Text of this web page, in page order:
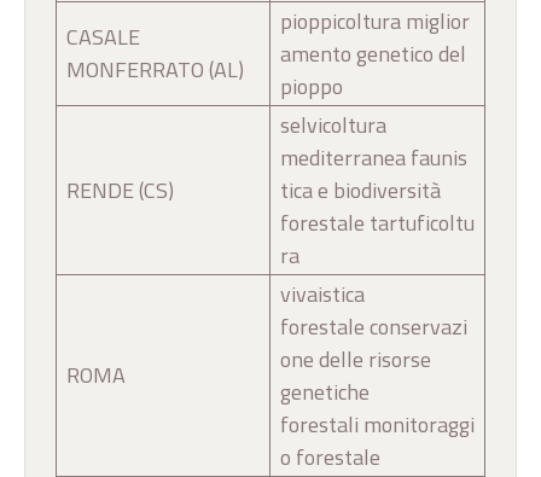
CASALE
MONFERRATO (AL)
pioppicoltura miglior
amento genetico del
pioppo
RENDE (CS)
selvicoltura
mediterranea faunis
tica e biodiversità
forestale tartuficoltu
ra
ROMA
vivaistica
forestale conservazi
one delle risorse
genetiche
forestali monitoraggi
o forestale